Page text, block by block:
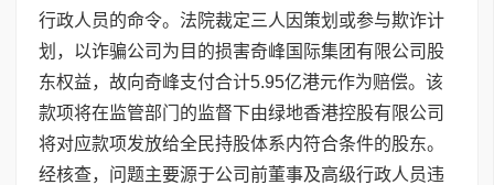
行政人员的命令。法院裁定三人因策划或参与欺诈计
划，以诈骗公司为目的损害奇峰国际集团有限公司股
东权益，故向奇峰支付合计5.95亿港元作为赔偿。该
款项将在监管部门的监督下由绿地香港控股有限公司
将对应款项发放给全民持股体系内符合条件的股东。
经核查，问题主要源于公司前董事及高级行政人员违